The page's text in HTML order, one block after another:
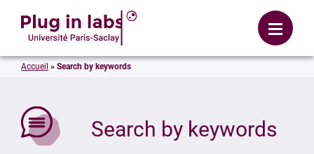
Menu
Search by keywords
Accueil » Search by keywords